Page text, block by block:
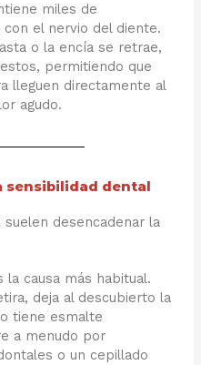
miles de
el nervio del diente.
o la encía se retrae,
permitiendo que
lleguen directamente al
agudo.
sensibilidad dental
desencadenar la
la causa más habitual.
deja al descubierto la
tiene esmalte
a menudo por
o un cepillado